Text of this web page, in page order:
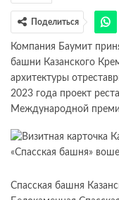
Поделиться
Компания Баумит
башни Казанского
архитектуры
2023 года проект
Международной
Спасская башня